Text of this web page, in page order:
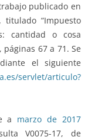
publicado en
titulado “Impuesto
cantidad o cosa
67 a 71. Se
el siguiente
servlet/articulo?
a marzo de 2017
V0075-17, de